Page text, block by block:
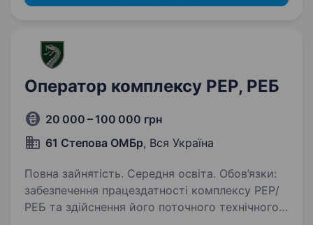
Оператор комплексу РЕР, РЕБ
20 000 – 100 000 грн
61 Степова ОМБр, Вся Україна
Повна зайнятість. Середня освіта. Обов’язки:
забезпечення працездатності комплексу РЕР/
РЕБ та здійснення його поточного технічного